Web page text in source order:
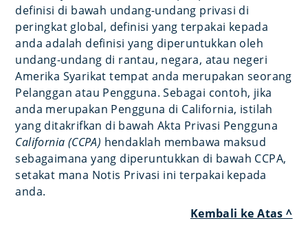
definisi di bawah undang-undang privasi di
peringkat global, definisi yang terpakai kepada
anda adalah definisi yang diperuntukkan oleh
undang-undang di rantau, negara, atau negeri
Amerika Syarikat tempat anda merupakan seorang
Pelanggan atau Pengguna. Sebagai contoh, jika
anda merupakan Pengguna di California, istilah
yang ditakrifkan di bawah Akta Privasi Pengguna
California (CCPA) hendaklah membawa maksud
sebagaimana yang diperuntukkan di bawah CCPA,
setakat mana Notis Privasi ini terpakai kepada
anda.
Kembali ke Atas ^